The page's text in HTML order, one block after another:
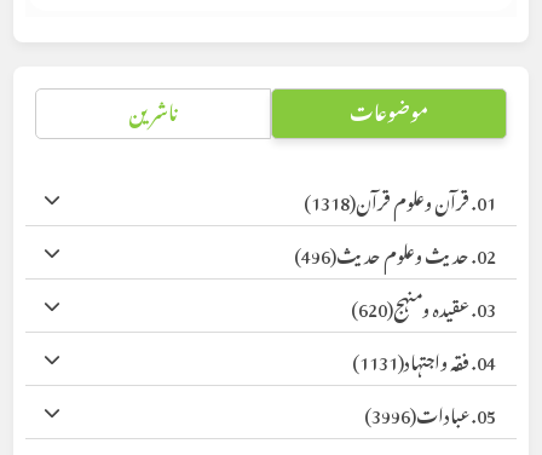
موضوعات ناشرین
01. قرآن وعلوم قرآن
(1318)
02. حدیث وعلوم حدیث
(496)
03. عقیدہ ومنہج
(620)
04. فقہ واجتہاد
(1131)
05. عبادات
(3996)